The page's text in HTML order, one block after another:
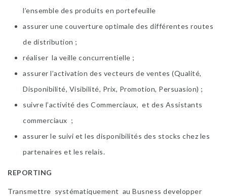
l’ensemble des produits en portefeuille
assurer une couverture optimale des différentes routes
de distribution ;
réaliser la veille concurrentielle ;
assurer l’activation des vecteurs de ventes (Qualité,
Disponibilité, Visibilité, Prix, Promotion, Persuasion) ;
suivre l’activité des Commerciaux, et des Assistants
commerciaux ;
assurer le suivi et les disponibilités des stocks chez les
partenaires et les relais.
REPORTING
Transmettre systématiquement au Busness developper